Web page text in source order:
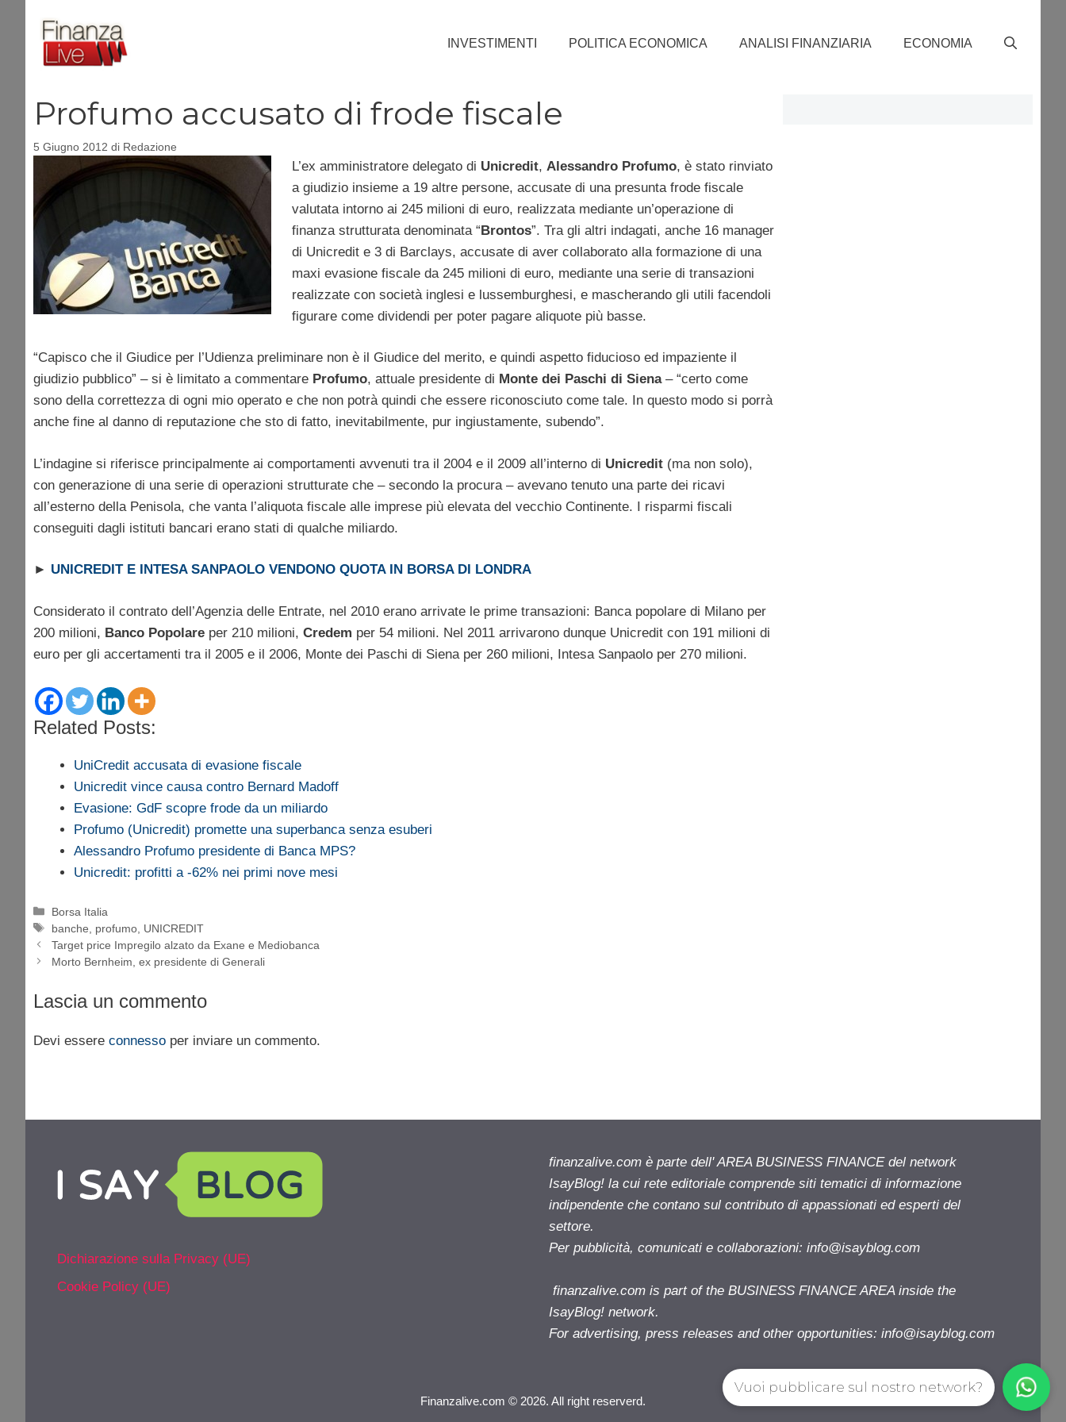
contenuto
INVESTIMENTI POLITICA ECONOMICA ANALISI FINANZIARIA ECONOMIA
Profumo accusato di frode fiscale
5 Giugno 2012 di Redazione
L’ex amministratore delegato di Unicredit, Alessandro Profumo, è stato rinviato
a giudizio insieme a 19 altre persone, accusate di una presunta frode fiscale
valutata intorno ai 245 milioni di euro, realizzata mediante un’operazione di
finanza strutturata denominata “Brontos”. Tra gli altri indagati, anche 16 manager
di Unicredit e 3 di Barclays, accusate di aver collaborato alla formazione di una
maxi evasione fiscale da 245 milioni di euro, mediante una serie di transazioni
realizzate con società inglesi e lussemburghesi, e mascherando gli utili facendoli
figurare come dividendi per poter pagare aliquote più basse.
“Capisco che il Giudice per l’Udienza preliminare non è il Giudice del merito, e quindi aspetto fiducioso ed impaziente il
giudizio pubblico” – si è limitato a commentare Profumo, attuale presidente di Monte dei Paschi di Siena– “certo come
sono della correttezza di ogni mio operato e che non potrà quindi che essere riconosciuto come tale. In questo modo si porrà
anche fine al danno di reputazione che sto di fatto, inevitabilmente, pur ingiustamente, subendo”.
L’indagine si riferisce principalmente ai comportamenti avvenuti tra il 2004 e il 2009 all’interno di Unicredit (ma non solo),
con generazione di una serie di operazioni strutturate che – secondo la procura – avevano tenuto una parte dei ricavi
all’esterno della Penisola, che vanta l’aliquota fiscale alle imprese più elevata del vecchio Continente. I risparmi fiscali
conseguiti dagli istituti bancari erano stati di qualche miliardo.
► UNICREDIT E INTESA SANPAOLO VENDONO QUOTA IN BORSA DI LONDRA
Considerato il contrato dell’Agenzia delle Entrate, nel 2010 erano arrivate le prime transazioni: Banca popolare di Milano per
200 milioni, Banco Popolare per 210 milioni, Credem per 54 milioni. Nel 2011 arrivarono dunque Unicredit con 191 milioni di
euro per gli accertamenti tra il 2005 e il 2006, Monte dei Paschi di Siena per 260 milioni, Intesa Sanpaolo per 270 milioni.
Related Posts:
UniCredit accusata di evasione fiscale
Unicredit vince causa contro Bernard Madoff
Evasione: GdF scopre frode da un miliardo
Profumo (Unicredit) promette una superbanca senza esuberi
Alessandro Profumo presidente di Banca MPS?
Unicredit: profitti a -62% nei primi nove mesi
Categorie
Borsa Italia
Tag
banche profumo UNICREDIT
Target price Impregilo alzato da Exane e Mediobanca
Morto Bernheim, ex presidente di Generali
Lascia un commento
Devi essere connesso per inviare un commento.
Dichiarazione sulla Privacy (UE)
Cookie Policy (UE)
finanzalive.com è parte dell' AREA BUSINESS FINANCE del network
IsayBlog! la cui rete editoriale comprende siti tematici di informazione
indipendente che contano sul contributo di appassionati ed esperti del
settore.
Per pubblicità, comunicati e collaborazioni: info@isayblog.com
finanzalive.com is part of the BUSINESS FINANCE AREA inside the
IsayBlog! network.
For advertising, press releases and other opportunities: info@isayblog.com
Finanzalive.com © 2026. All right reserverd.
Vuoi pubblicare sul nostro network?